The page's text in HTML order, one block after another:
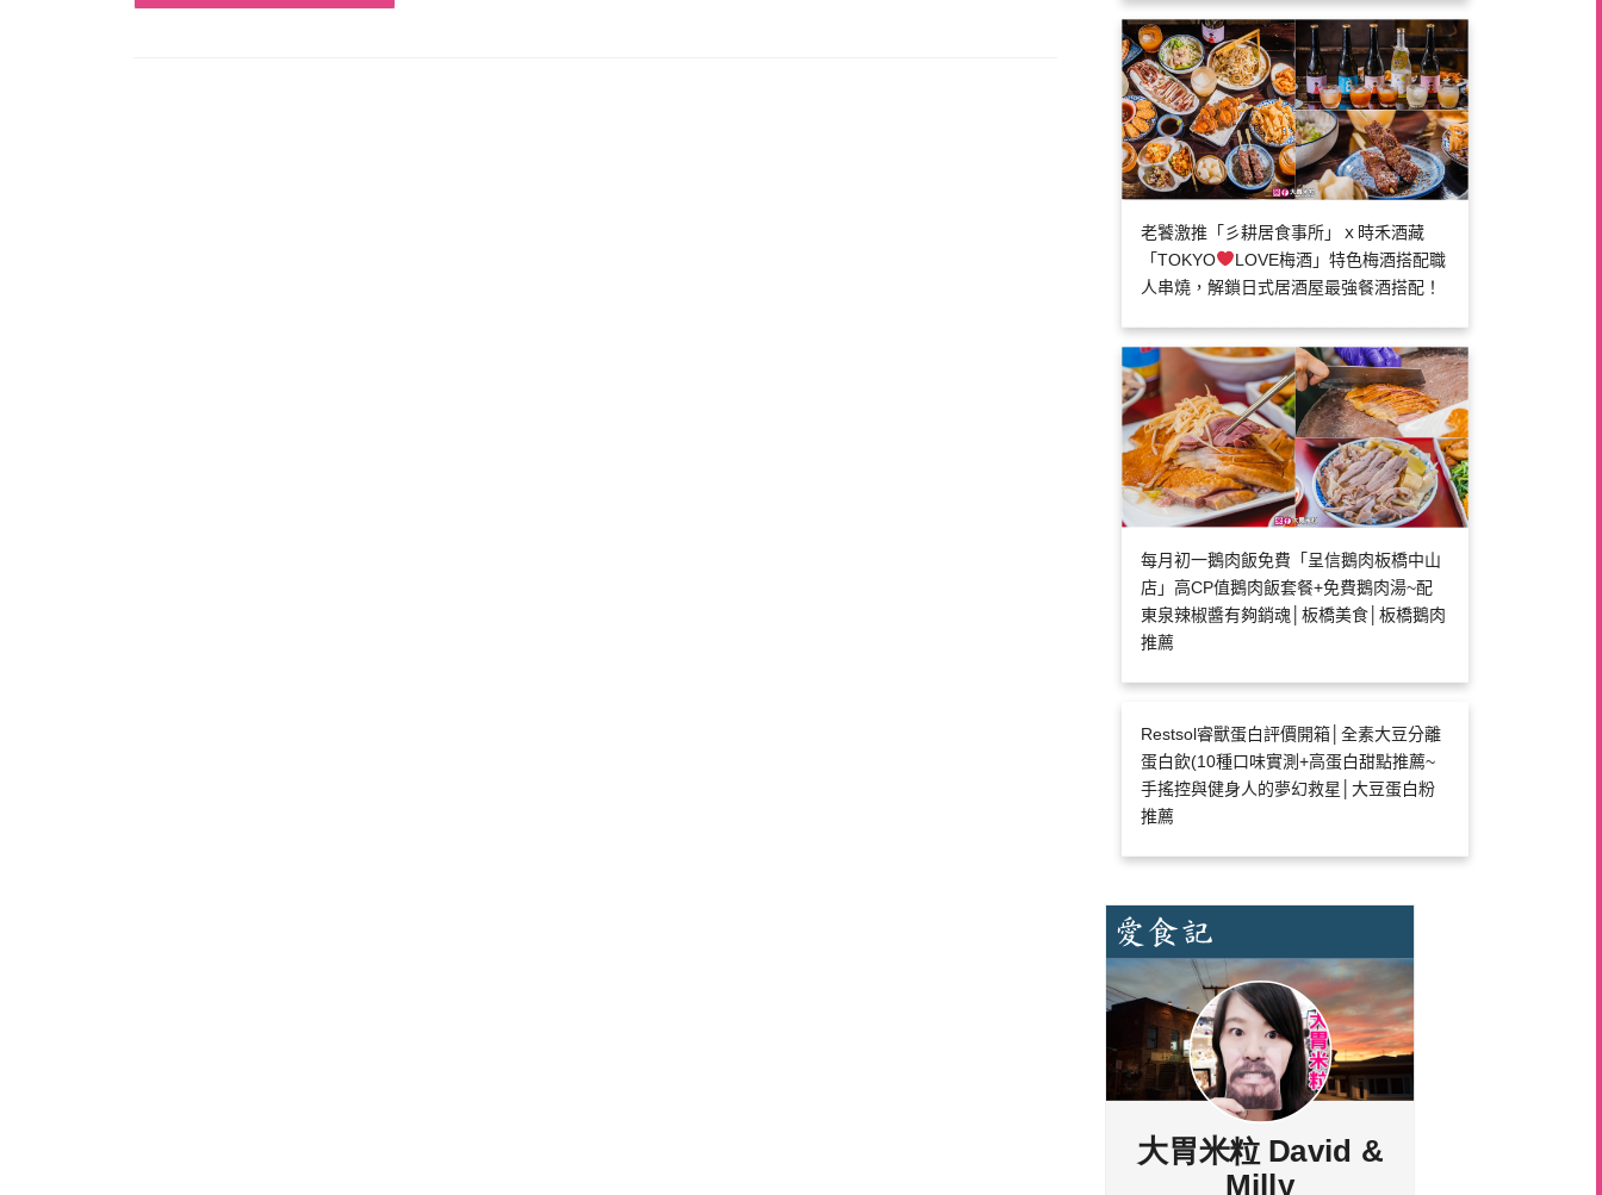
老饕激推「彡耕居食事所」ｘ時禾酒藏
「TOKYO
LOVE梅酒」特色梅酒搭配職
人串燒，解鎖日式居酒屋最強餐酒搭配！
每月初一鵝肉飯免費「呈信鵝肉板橋中山
店」高CP值鵝肉飯套餐+免費鵝肉湯~配
東泉辣椒醬有夠銷魂│板橋美食│板橋鵝肉
推薦
Restsol睿獸蛋白評價開箱│全素大豆分離
蛋白飲(10種口味實測+高蛋白甜點推薦~
手搖控與健身人的夢幻救星│大豆蛋白粉
推薦